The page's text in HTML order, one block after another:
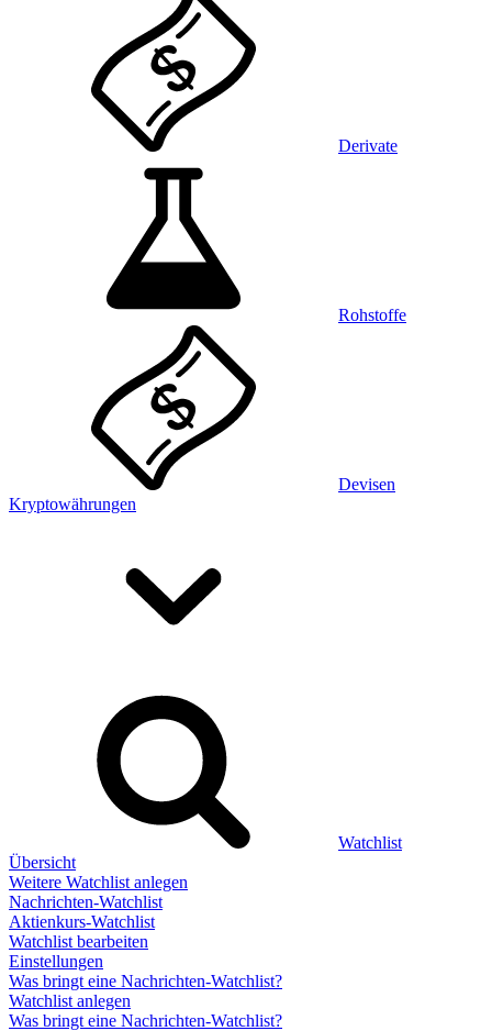
Derivate
Rohstoffe
Devisen
Kryptowährungen
Watchlist
Übersicht
Weitere Watchlist anlegen
Nachrichten-Watchlist
Aktienkurs-Watchlist
Watchlist bearbeiten
Einstellungen
Was bringt eine Nachrichten-Watchlist?
Watchlist anlegen
Was bringt eine Nachrichten-Watchlist?